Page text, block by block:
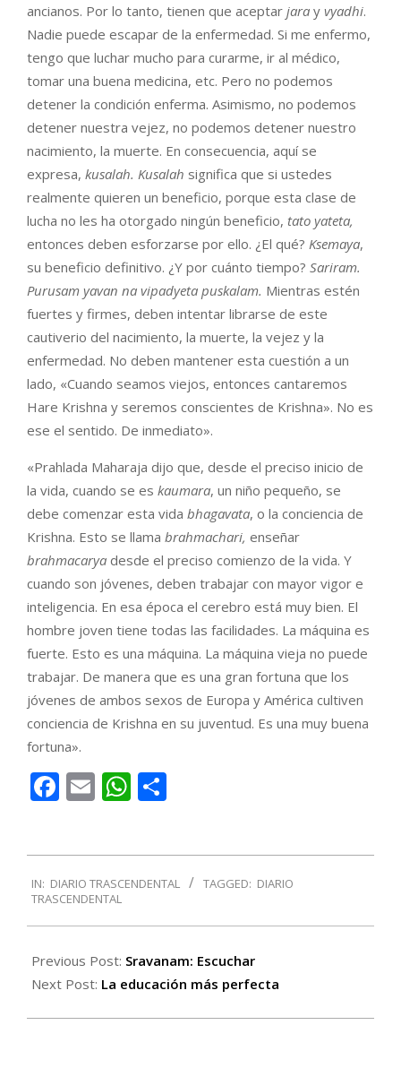
ancianos. Por lo tanto, tienen que aceptar jara y vyadhi.
Nadie puede escapar de la enfermedad. Si me enfermo,
tengo que luchar mucho para curarme, ir al médico,
tomar una buena medicina, etc. Pero no podemos
detener la condición enferma. Asimismo, no podemos
detener nuestra vejez, no podemos detener nuestro
nacimiento, la muerte. En consecuencia, aquí se
expresa, kusalah. Kusalah significa que si ustedes
realmente quieren un beneficio, porque esta clase de
lucha no les ha otorgado ningún beneficio, tato yateta,
entonces deben esforzarse por ello. ¿El qué? Ksemaya,
su beneficio definitivo. ¿Y por cuánto tiempo? Sariram.
Purusam yavan na vipadyeta puskalam. Mientras estén
fuertes y firmes, deben intentar librarse de este
cautiverio del nacimiento, la muerte, la vejez y la
enfermedad. No deben mantener esta cuestión a un
lado, «Cuando seamos viejos, entonces cantaremos
Hare Krishna y seremos conscientes de Krishna». No es
ese el sentido. De inmediato».
«Prahlada Maharaja dijo que, desde el preciso inicio de
la vida, cuando se es kaumara, un niño pequeño, se
debe comenzar esta vida bhagavata, o la conciencia de
Krishna. Esto se llama brahmachari, enseñar
brahmacarya desde el preciso comienzo de la vida. Y
cuando son jóvenes, deben trabajar con mayor vigor e
inteligencia. En esa época el cerebro está muy bien. El
hombre joven tiene todas las facilidades. La máquina es
fuerte. Esto es una máquina. La máquina vieja no puede
trabajar. De manera que es una gran fortuna que los
jóvenes de ambos sexos de Europa y América cultiven
conciencia de Krishna en su juventud. Es una muy buena
fortuna».
Facebook
EmailWhatsApp
09-
IN: DIARIO TRASCENDENTAL TAGGED: DIARIO
TRASCENDENTAL
Previous Post: Sravanam: Escuchar
Next Post: La educación más perfecta